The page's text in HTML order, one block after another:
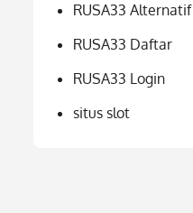
RUSA33 Alternatif
RUSA33 Daftar
RUSA33 Login
situs slot